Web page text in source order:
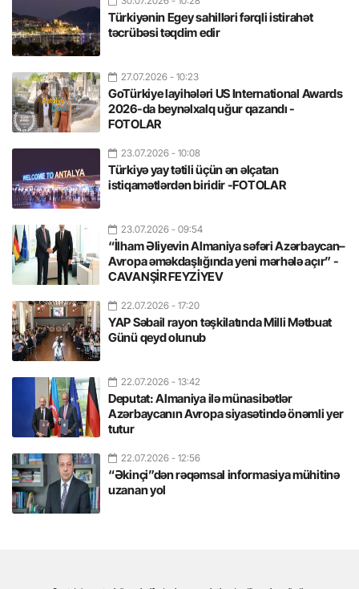
Türkiyənin Egey sahilləri fərqli istirahət
təcrübəsi təqdim edir
27.07.2026 - 10:23
GoTürkiye layihələri US International Awards
2026-da beynəlxalq uğur qazandı -
FOTOLAR
23.07.2026 - 10:08
Türkiyə yay tətili üçün ən əlçatan
istiqamətlərdən biridir -FOTOLAR
23.07.2026 - 09:54
“İlham Əliyevin Almaniya səfəri Azərbaycan–
Avropa əməkdaşlığında yeni mərhələ açır” -
CAVANŞİR FEYZİYEV
22.07.2026 - 17:20
YAP Səbail rayon təşkilatında Milli Mətbuat
Günü qeyd olunub
22.07.2026 - 13:42
Deputat: Almaniya ilə münasibətlər
Azərbaycanın Avropa siyasətində önəmli yer
tutur
22.07.2026 - 12:56
“Əkinçi”dən rəqəmsal informasiya mühitinə
uzanan yol